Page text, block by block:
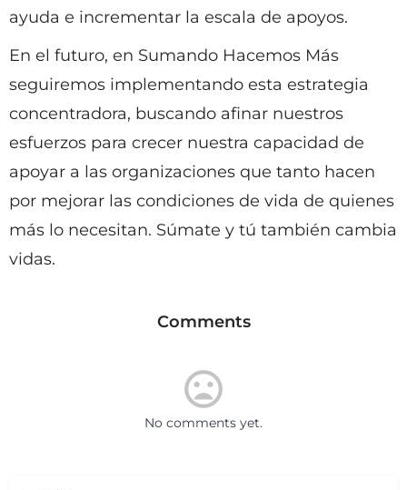
ayuda e incrementar la escala de apoyos.
En el futuro, en Sumando Hacemos Más
seguiremos implementando esta estrategia
concentradora, buscando afinar nuestros
esfuerzos para crecer nuestra capacidad de
apoyar a las organizaciones que tanto hacen
por mejorar las condiciones de vida de quienes
más lo necesitan. Súmate y tú también cambia
vidas.
Comments
No comments yet.